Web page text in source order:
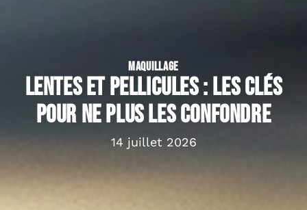
MAQUILLAGE
Lentes et pellicules : les clés
pour ne plus les confondre
14 juillet 2026